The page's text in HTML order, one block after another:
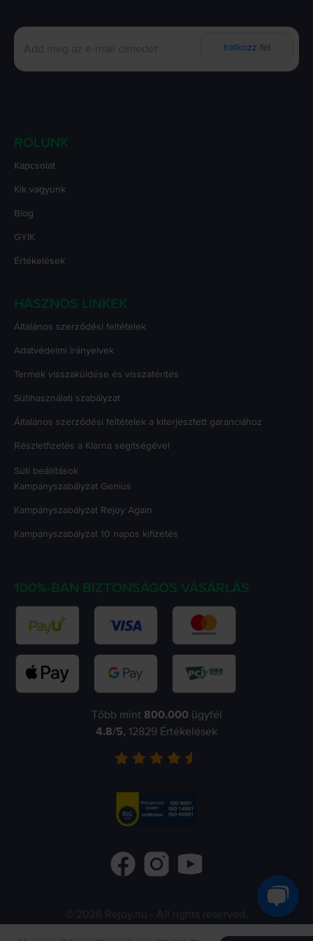
Iratkozz fel
RÓLUNK
Kapcsolat
Kik vagyunk
Blog
GYIK
Értékelések
HASZNOS LINKEK
Általános szerződési feltételek
Adatvédelmi irányelvek
Termék visszaküldése és visszatérítés
Sütihasználati szabályzat
Általános szerződési feltételek a kiterjesztett garanciához
Részletfizetés a Klarna segítségével
Süti beállítások
Kampányszabályzat Genius
Kampányszabályzat Rejoy Again
Kampányszabályzat 10 napos kifizetés
100%-BAN BIZTONSÁGOS VÁSÁRLÁS
Több mint 800.000 ügyfél
4.8/5, 12829 Értékelések